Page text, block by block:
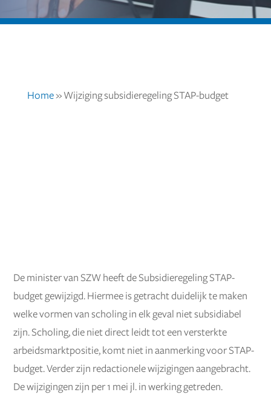
Home» Wijziging subsidieregeling STAP-budget
De minister van SZW heeft de Subsidieregeling STAP-
budget gewijzigd. Hiermee is getracht duidelijk te maken
welke vormen van scholing in elk geval niet subsidiabel
zijn. Scholing, die niet direct leidt tot een versterkte
arbeidsmarktpositie, komt niet in aanmerking voor STAP-
budget. Verder zijn redactionele wijzigingen aangebracht.
De wijzigingen zijn per 1 mei jl. in werking getreden.